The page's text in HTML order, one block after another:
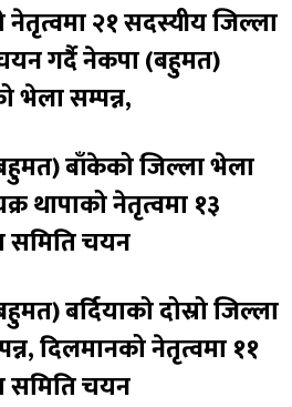
२१ सदस्यीय जिल्ला
गर्दै नेकपा (बहुमत)
भेला सम्पन्न,
बाँकेको जिल्ला भेला
थापाको नेतृत्वमा १३
समिति चयन
बर्दियाको दोस्रो जिल्ला
दिलमानको नेतृत्वमा ११
समिति चयन